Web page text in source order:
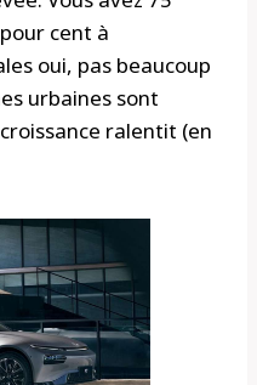
cent à
oui, pas beaucoup
urbaines sont
ralentit (en